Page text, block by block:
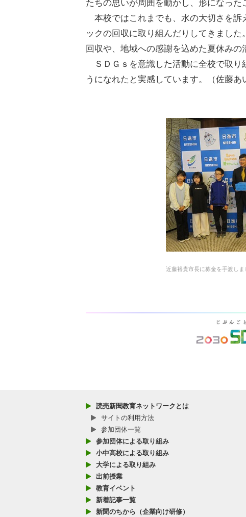
たちの思いが周囲を動かし、形になった
本校ではこれまでも、水の大切さを訴
ックの回収に取り組んだりしてきまし
回収や、地域への感謝を込めた夏休みの
ＳＤＧｓを意識した活動に全校で取り
うになれたと実感しています。（佐藤あ
近藤裕貴市長に募金を手渡しま
読売新聞教育ネットワークとは
サイトの利用方法
参加団体一覧
参加団体による取り組み
小中高校による取り組み
大学による取り組み
出前授業
教育イベント
新着記事一覧
新聞のちから（企業向け研修）